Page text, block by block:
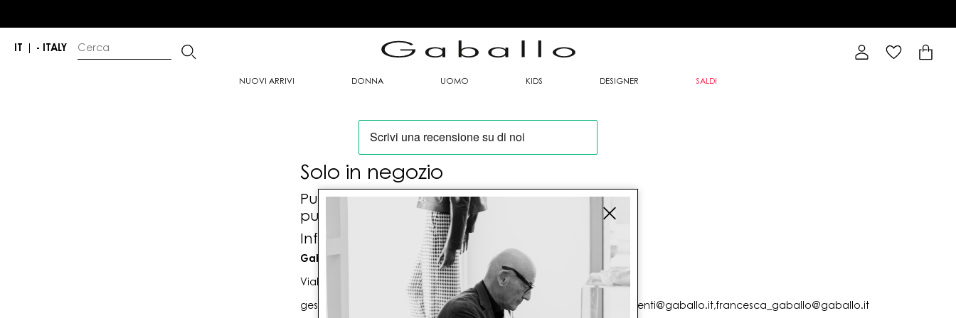
IT - ITALY
NUOVI ARRIVI DONNA UOMO KIDS DESIGNER SALDI
Solo in negozio
Puoi trovare questo articolo solo presso i nostri
punti vendita:
Info contatti
Gaballo Mario srl
Viale G. Matteotti n. 23 00053 Civitavecchia (RM)
gestioneordini@gaballo.it,customercare@sellmasters.it,assistenzaclienti@gaballo.it,francesca_gaballo@gaballo.it